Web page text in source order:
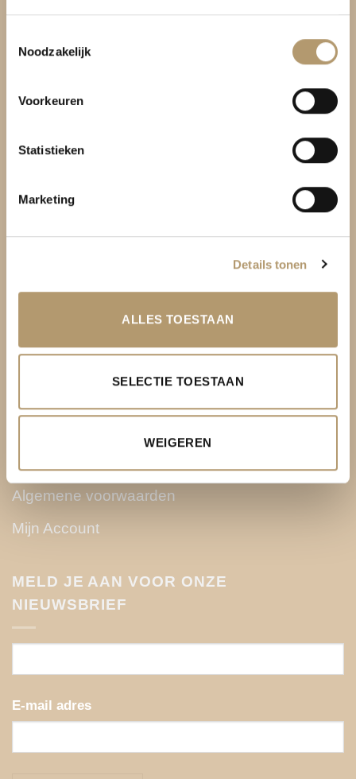
Noodzakelijk
Voorkeuren
Statistieken
Marketing
Details tonen
ALLES TOESTAAN
SELECTIE TOESTAAN
WEIGEREN
Privacy Policy
Algemene voorwaarden
Mijn Account
MELD JE AAN VOOR ONZE
NIEUWSBRIEF
E-mail adres